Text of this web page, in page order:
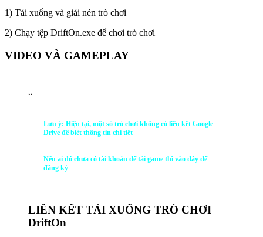
1) Tải xuống và giải nén trò chơi
2) Chạy tệp DriftOn.exe để chơi trò chơi
VIDEO VÀ GAMEPLAY
“
Lưu ý: Hiện tại, một số trò chơi không có liên kết Google
Drive để biết thông tin chi tiết
Nếu ai đó chưa có tài khoản để tải game thì vào đây để
đăng ký
LIÊN KẾT TẢI XUỐNG TRÒ CHƠI
DriftOn